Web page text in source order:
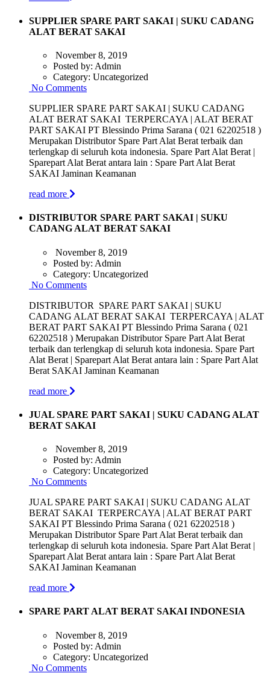
SUPPLIER SPARE PART SAKAI | SUKU CADANG
ALAT BERAT SAKAI
November 8, 2019
Posted by: Admin
Category: Uncategorized
No Comments
SUPPLIER SPARE PART SAKAI | SUKU CADANG
ALAT BERAT SAKAI TERPERCAYA | ALAT BERAT
PART SAKAI PT Blessindo Prima Sarana ( 021 62202518 )
Merupakan Distributor Spare Part Alat Berat terbaik dan
terlengkap di seluruh kota indonesia. Spare Part Alat Berat |
Sparepart Alat Berat antara lain : Spare Part Alat Berat
SAKAI Jaminan Keamanan
read more
DISTRIBUTOR SPARE PART SAKAI | SUKU
CADANG ALAT BERAT SAKAI
November 8, 2019
Posted by: Admin
Category: Uncategorized
No Comments
DISTRIBUTOR SPARE PART SAKAI | SUKU
CADANG ALAT BERAT SAKAI TERPERCAYA | ALAT
BERAT PART SAKAI PT Blessindo Prima Sarana ( 021
62202518 ) Merupakan Distributor Spare Part Alat Berat
terbaik dan terlengkap di seluruh kota indonesia. Spare Part
Alat Berat | Sparepart Alat Berat antara lain : Spare Part Alat
Berat SAKAI Jaminan Keamanan
read more
JUAL SPARE PART SAKAI | SUKU CADANG ALAT
BERAT SAKAI
November 8, 2019
Posted by: Admin
Category: Uncategorized
No Comments
JUAL SPARE PART SAKAI | SUKU CADANG ALAT
BERAT SAKAI TERPERCAYA | ALAT BERAT PART
SAKAI PT Blessindo Prima Sarana ( 021 62202518 )
Merupakan Distributor Spare Part Alat Berat terbaik dan
terlengkap di seluruh kota indonesia. Spare Part Alat Berat |
Sparepart Alat Berat antara lain : Spare Part Alat Berat
SAKAI Jaminan Keamanan
read more
SPARE PART ALAT BERAT SAKAI INDONESIA
November 8, 2019
Posted by: Admin
Category: Uncategorized
No Comments